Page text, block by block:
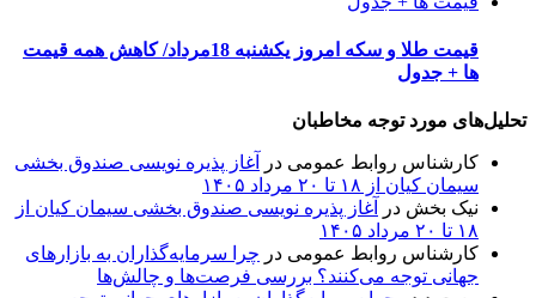
قیمت طلا و سکه امروز یکشنبه 18مرداد/ کاهش همه قیمت
ها + جدول
تحلیل‌های مورد توجه مخاطبان
کارشناس روابط عمومی در
آغاز پذیره نویسی صندوق بخشی
سیمان کیان از ۱۸ تا ۲۰ مرداد ۱۴۰۵
نیک بخش در
آغاز پذیره نویسی صندوق بخشی سیمان کیان از
۱۸ تا ۲۰ مرداد ۱۴۰۵
کارشناس روابط عمومی در چرا سرمایه‌گذاران به بازارهای
جهانی توجه می‌کنند؟ بررسی فرصت‌ها و چالش‌ها